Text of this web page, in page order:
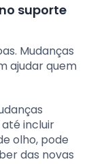
suporte
Mudanças
ajudar quem
incluir
olho, pode
das novas